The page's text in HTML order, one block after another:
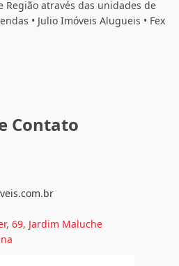
• Julio Imóveis Alugueis • Fex